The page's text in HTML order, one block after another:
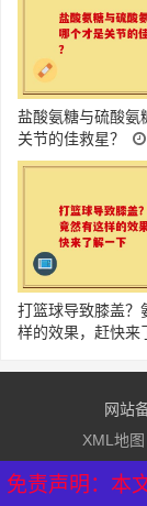
盐酸氨糖与硫酸氨
关节的佳救星？
打篮球导致膝盖？
样的效果，赶快来
网站
XML地图
友情链接：
益
免责声明：本